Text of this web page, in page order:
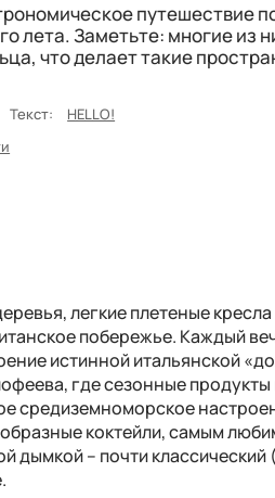
лета. Заметьте: многие из
что делает такие
Текст: HELLO!
легкие плетеные
побережье. Каждый
истинной итальянской
где сезонные
средиземноморское
коктейли, самым
дымкой – почти